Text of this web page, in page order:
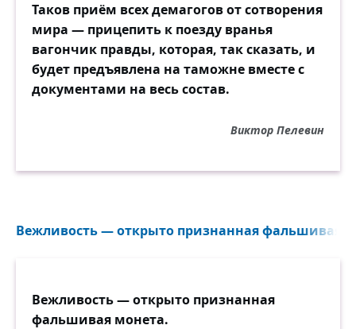
Таков приём всех демагогов от сотворения
мира — прицепить к поезду вранья
вагончик правды, которая, так сказать, и
будет предъявлена на таможне вместе с
документами на весь состав.
Виктор Пелевин
Вежливость — открыто признанная фальшивая
Вежливость — открыто признанная
фальшивая монета.